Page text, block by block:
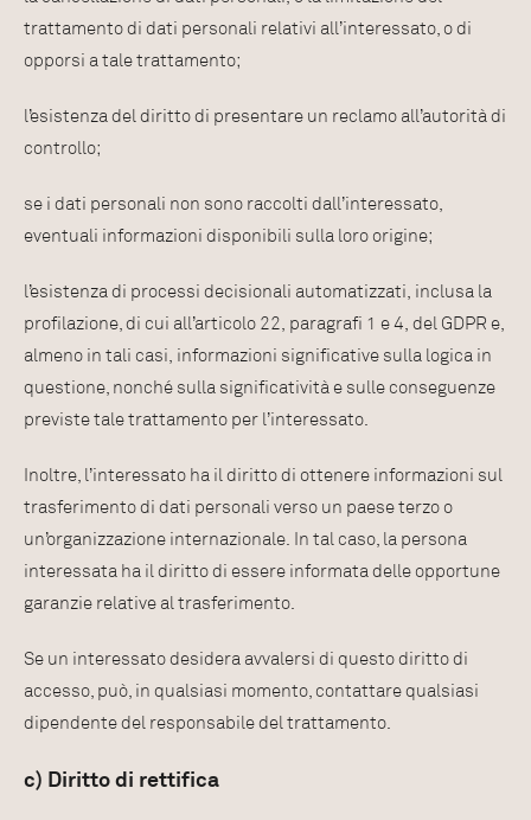
trattamento di dati personali relativi all’interessato, o di
opporsi a tale trattamento;
l’esistenza del diritto di presentare un reclamo all’autorità di
controllo;
se i dati personali non sono raccolti dall’interessato,
eventuali informazioni disponibili sulla loro origine;
l’esistenza di processi decisionali automatizzati, inclusa la
profilazione, di cui all’articolo 22, paragrafi 1 e 4, del GDPR e,
almeno in tali casi, informazioni significative sulla logica in
questione, nonché sulla significatività e sulle conseguenze
previste tale trattamento per l’interessato.
Inoltre, l’interessato ha il diritto di ottenere informazioni sul
trasferimento di dati personali verso un paese terzo o
un’organizzazione internazionale. In tal caso, la persona
interessata ha il diritto di essere informata delle opportune
garanzie relative al trasferimento.
Se un interessato desidera avvalersi di questo diritto di
accesso, può, in qualsiasi momento, contattare qualsiasi
dipendente del responsabile del trattamento.
c) Diritto di rettifica